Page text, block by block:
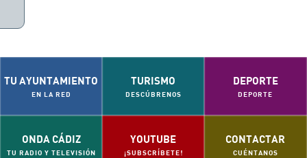
TU AYUNTAMIENTO
EN LA RED
TURISMO
DESCÚBRENOS
DEPORTE
DEPORTE
ONDA CÁDIZ
TU RADIO Y TELEVISIÓN
YOUTUBE
¡SUBSCRÍBETE!
CONTACTAR
CUÉNTANOS